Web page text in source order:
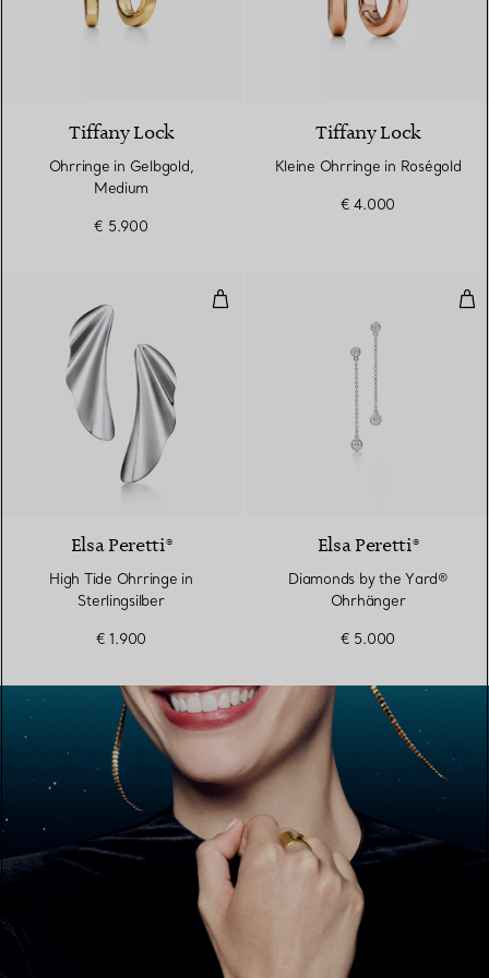
Tiffany Lock
Ohrringe in Gelbgold,
Medium
€ 5.900
Tiffany Lock
Kleine Ohrringe in Roségold
€ 4.000
High Tide Ohrringe in
Elsa Peretti®
High Tide Ohrringe in
Sterlingsilber
€ 1.900
Elsa Peretti®
Diamonds by the Yard®
Ohrhänger
€ 5.000